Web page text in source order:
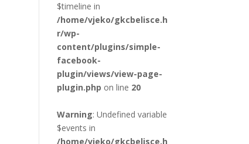
$timeline in
/home/vjeko/gkcbelisce.h
r/wp-
content/plugins/simple-
facebook-
plugin/views/view-page-
plugin.php on line 20
Warning: Undefined variable
$events in
/home/vjeko/gkcbelisce.h